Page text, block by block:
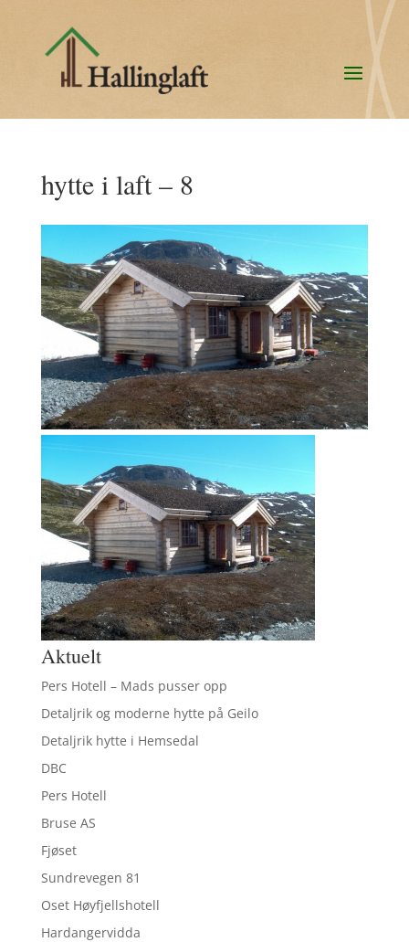
hytte i laft – 8
Aktuelt
Pers Hotell – Mads pusser opp
Detaljrik og moderne hytte på Geilo
Detaljrik hytte i Hemsedal
DBC
Pers Hotell
Bruse AS
Fjøset
Sundrevegen 81
Oset Høyfjellshotell
Hardangervidda